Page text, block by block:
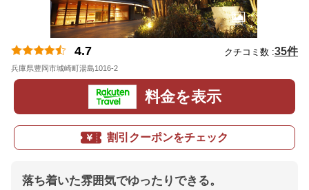
4.7 クチコミ数 :35件
兵庫県豊岡市城崎町湯島1016-2
料金を表示
割引クーポンをチェック
落ち着いた雰囲気でゆったりできる。